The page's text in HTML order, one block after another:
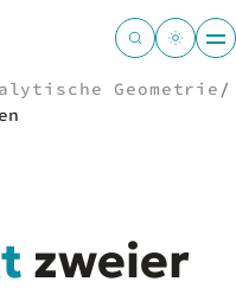
Geometrie /
zweier